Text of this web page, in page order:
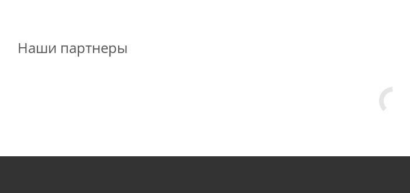
Наши партнеры